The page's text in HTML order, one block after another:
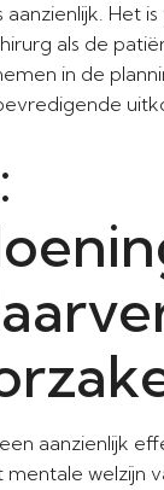
Het
als de
in de
aanzienlijk
welzijn